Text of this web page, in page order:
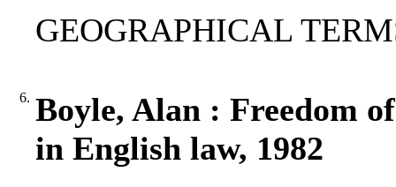
GEOGRAPHICAL
6. Boyle, Alan : Freedom
in English law, 1982